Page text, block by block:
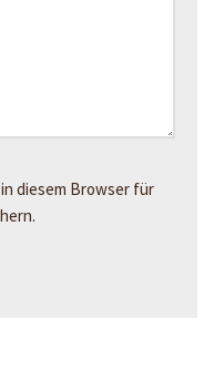
diesem Browser für